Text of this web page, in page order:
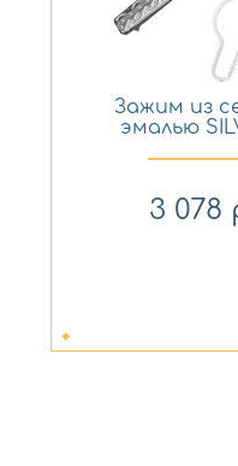
Зажим из
эмалью
3 078